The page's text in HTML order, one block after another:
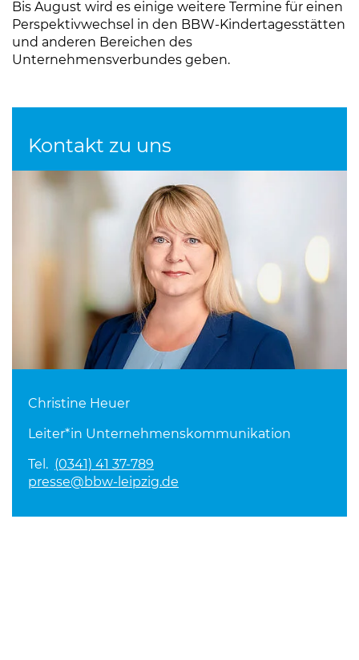
Bis August wird es einige weitere Termine für einen
Perspektivwechsel in den BBW-Kindertagesstätten
und anderen Bereichen des
Unternehmensverbundes geben.
Kontakt zu uns
Christine Heuer
Leiter*in Unternehmenskommunikation
Tel. (0341) 41 37-789
presse@bbw-leipzig.de